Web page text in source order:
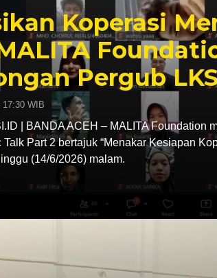
Koperasi
Pergub
17:30 WIB
| BANDA ACEH – MALITA Foundation
Part 2 bertajuk “Menakar Kesiapan
(14/6/2026) malam.